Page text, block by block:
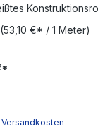
V2A,
nicht möglich!
Anfrage !
(53,10 €* / 1 Meter)
Versandkosten